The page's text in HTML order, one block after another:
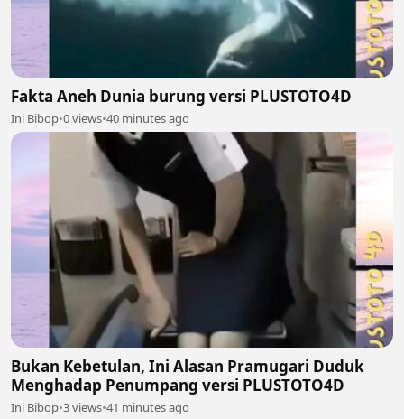
Fakta Aneh Dunia burung versi PLUSTOTO4D
Ini Bibop•0 views•40 minutes ago
Bukan Kebetulan, Ini Alasan Pramugari Duduk
Menghadap Penumpang versi PLUSTOTO4D
Ini Bibop•3 views•41 minutes ago